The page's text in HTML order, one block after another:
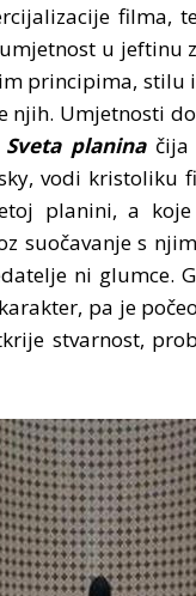
filma,
u jeftinu
principima,
njih. Umjetnosti
Sveta planinačija
vodi
planini, a
suočavanje s
ni glumce.
pa je
stvarnost,